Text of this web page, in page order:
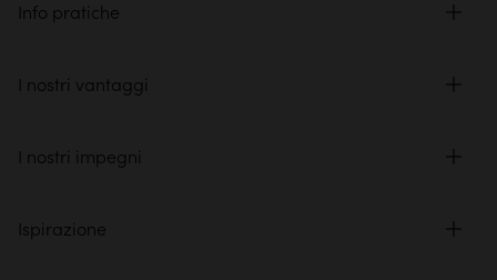
Info pratiche
I nostri vantaggi
I nostri impegni
Ispirazione